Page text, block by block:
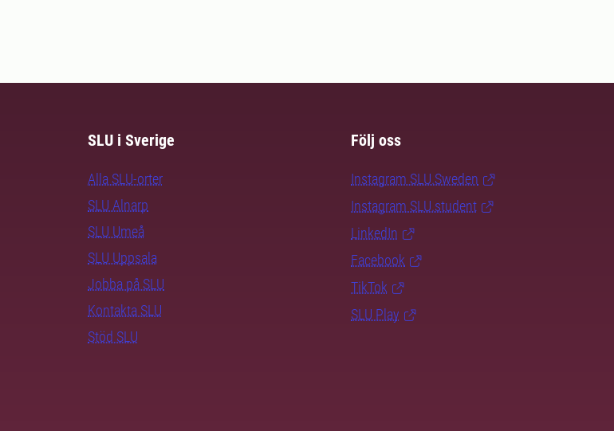
SLU i Sverige
Alla SLU-orter
SLU Alnarp
SLU Umeå
SLU Uppsala
Jobba på SLU
Kontakta SLU
Stöd SLU
Följ oss
Instagram SLU.Sweden
Instagram SLU.student
LinkedIn
Facebook
TikTok
SLU Play